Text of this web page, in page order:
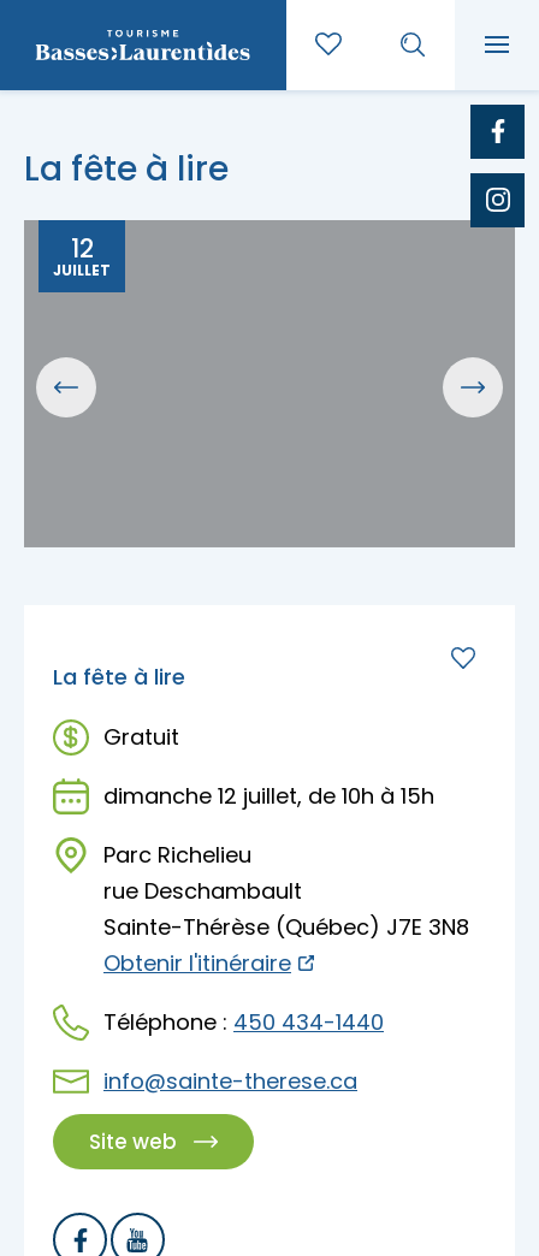
La fête à lire
12
JUILLET
La fête à lire
Gratuit
dimanche 12 juillet, de 10h à 15h
Parc Richelieu
rue Deschambault
Sainte-Thérèse (Québec) J7E 3N8
Obtenir l'itinéraire
Téléphone : 450 434-1440
info@sainte-therese.ca
Site web